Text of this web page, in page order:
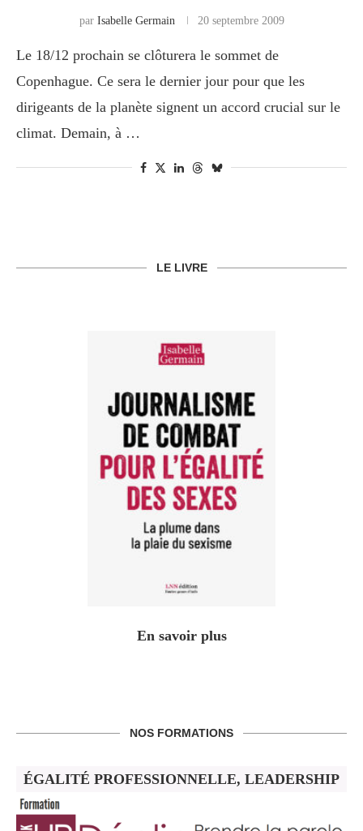
par Isabelle Germain 20 septembre 2009
Le 18/12 prochain se clôturera le sommet de
Copenhague. Ce sera le dernier jour pour que les
dirigeants de la planète signent un accord crucial sur le
climat. Demain, à …
LE LIVRE
En savoir plus
NOS FORMATIONS
ÉGALITÉ PROFESSIONNELLE, LEADERSHIP